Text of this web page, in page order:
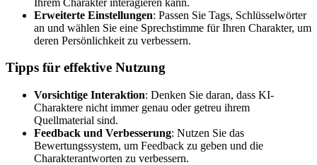
Erweiterte Einstellungen: Passen Sie Tags, Schlüsselwörter
an und wählen Sie eine Sprechstimme für Ihren Charakter, um
deren Persönlichkeit zu verbessern.
Tipps für effektive Nutzung
Vorsichtige Interaktion: Denken Sie daran, dass KI-
Charaktere nicht immer genau oder getreu ihrem
Quellmaterial sind.
Feedback und Verbesserung: Nutzen Sie das
Bewertungssystem, um Feedback zu geben und die
Charakterantworten zu verbessern.